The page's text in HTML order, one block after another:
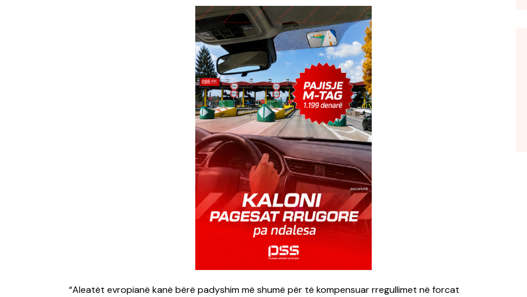
“Aleatët evropianë kanë bërë padyshim më shumë për të kompensuar rregullimet në forcat